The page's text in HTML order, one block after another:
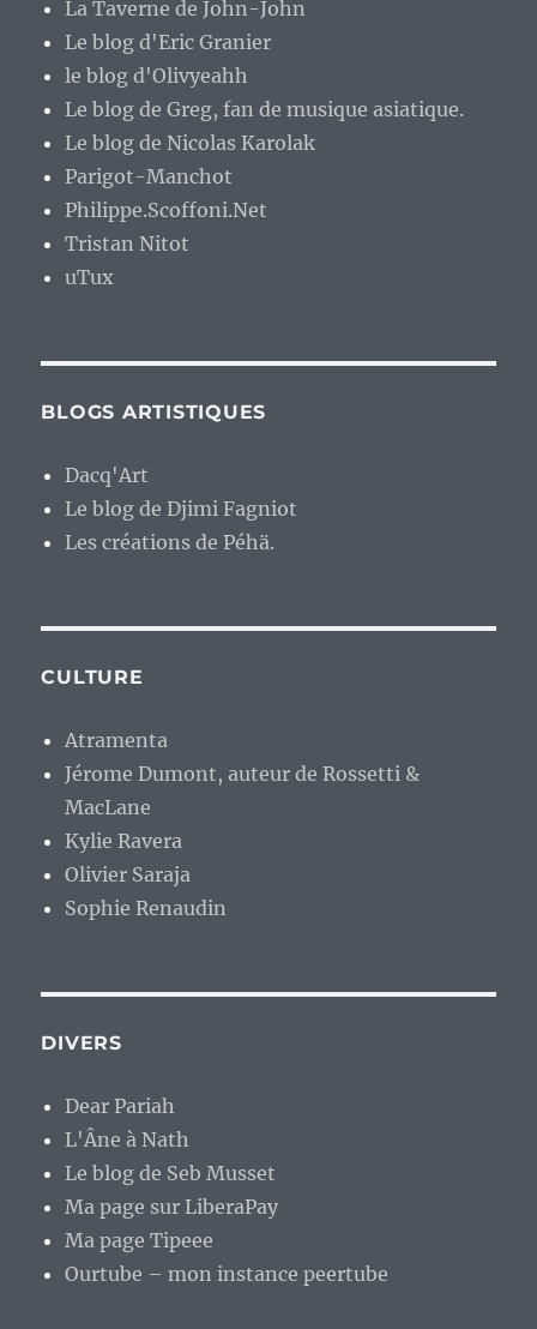
La Taverne de John-John
Le blog d'Eric Granier
le blog d'Olivyeahh
Le blog de Greg, fan de musique asiatique.
Le blog de Nicolas Karolak
Parigot-Manchot
Philippe.Scoffoni.Net
Tristan Nitot
uTux
BLOGS ARTISTIQUES
Dacq'Art
Le blog de Djimi Fagniot
Les créations de Péhä.
CULTURE
Atramenta
Jérome Dumont, auteur de Rossetti &
MacLane
Kylie Ravera
Olivier Saraja
Sophie Renaudin
DIVERS
Dear Pariah
L'Âne à Nath
Le blog de Seb Musset
Ma page sur LiberaPay
Ma page Tipeee
Ourtube – mon instance peertube